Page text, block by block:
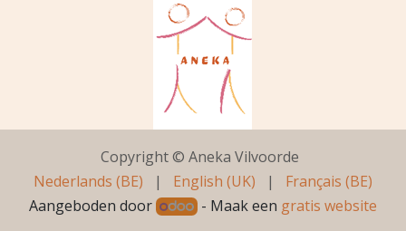
Copyright © Aneka Vilvoorde
Nederlands (BE)
| English (UK) |
Français (BE)
Aangeboden door
- Maak een gratis website